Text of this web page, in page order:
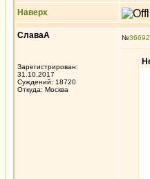
Наверх
СлаваА
Зарегистрирован:
31.10.2017
Суждений: 18720
Откуда: Москва
№